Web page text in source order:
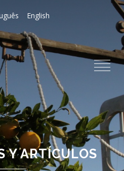
al
contenido
principal
English
Y ARTÍCULOS